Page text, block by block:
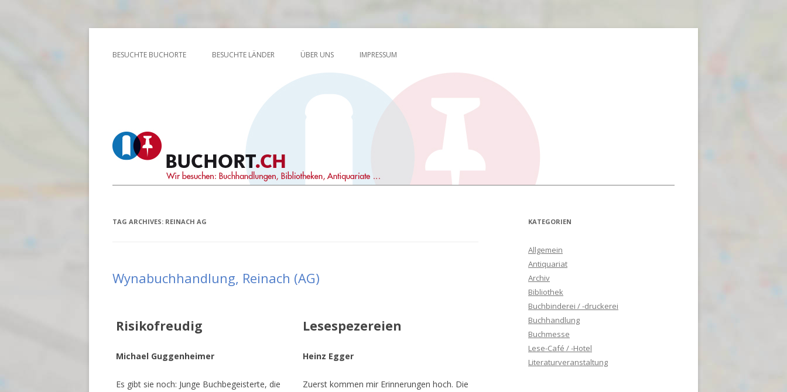
Buchort
Wir besuchen: Buchhandlungen, Bibliotheken, Antiquariate …
BESUCHTE BUCHORTE BESUCHTE LÄNDER ÜBER UNS IMPRESSUM
TAG ARCHIVES: REINACH AG
Wynabuchhandlung, Reinach (AG)
Risikofreudig
Michael Guggenheimer
Es gibt sie noch: Junge Buchbegeisterte, die
Lesespezereien
Heinz Egger
Zuerst kommen mir Erinnerungen hoch. Die
KATEGORIEN
Allgemein
Antiquariat
Archiv
Bibliothek
Buchbinderei / -druckerei
Buchhandlung
Buchmesse
Lese-Café / -Hotel
Literaturveranstaltung